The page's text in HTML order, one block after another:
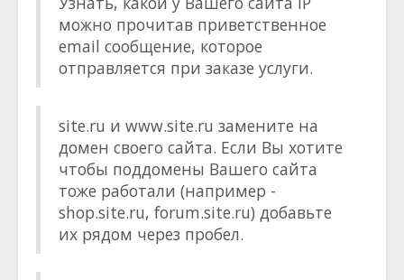
можно прочитав приветственное
email сообщение, которое
отправляется при заказе услуги.
site.ru и www.site.ru замените на
домен своего сайта. Если Вы хотите
чтобы поддомены Вашего сайта
тоже работали (например -
shop.site.ru, forum.site.ru) добавьте
их рядом через пробел.